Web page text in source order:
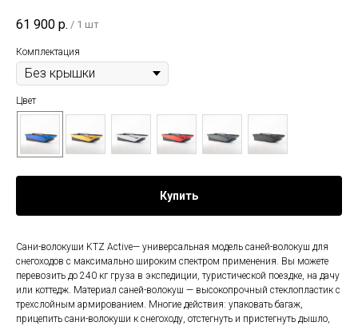
61 900 р. / 1 шт
Комплектация
Цвет
Купить
Сани-волокуши KTZ Active— универсальная модель саней-волокуш для
снегоходов с максимально широким спектром применения. Вы можете
перевозить до 240 кг груза в экспедиции, туристической поездке, на дачу
или коттедж. Материал саней-волокуш — высокопрочный стеклопластик с
трехслойным армированием. Многие действия: упаковать багаж,
прицепить сани-волокуши к снегоходу, отстегнуть и пристегнуть дышло,